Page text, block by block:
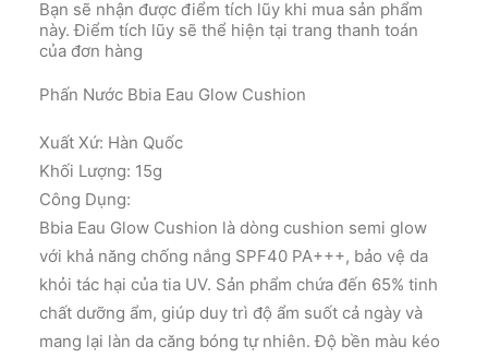
gốc
là:
hiện
tại
495.000₫.
Bạn sẽ nhận được điểm tích lũy khi mua sản phẩm
này. Điểm tích lũy sẽ thể hiện tại trang thanh toán
của đơn hàng
Phấn Nước Bbia Eau Glow Cushion
Xuất Xứ: Hàn Quốc
Khối Lượng: 15g
Công Dụng:
Bbia Eau Glow Cushion là dòng cushion semi glow
với khả năng chống nắng SPF40 PA+++, bảo vệ da
khỏi tác hại của tia UV. Sản phẩm chứa đến 65% tinh
chất dưỡng ẩm, giúp duy trì độ ẩm suốt cả ngày và
mang lại làn da căng bóng tự nhiên. Độ bền màu kéo